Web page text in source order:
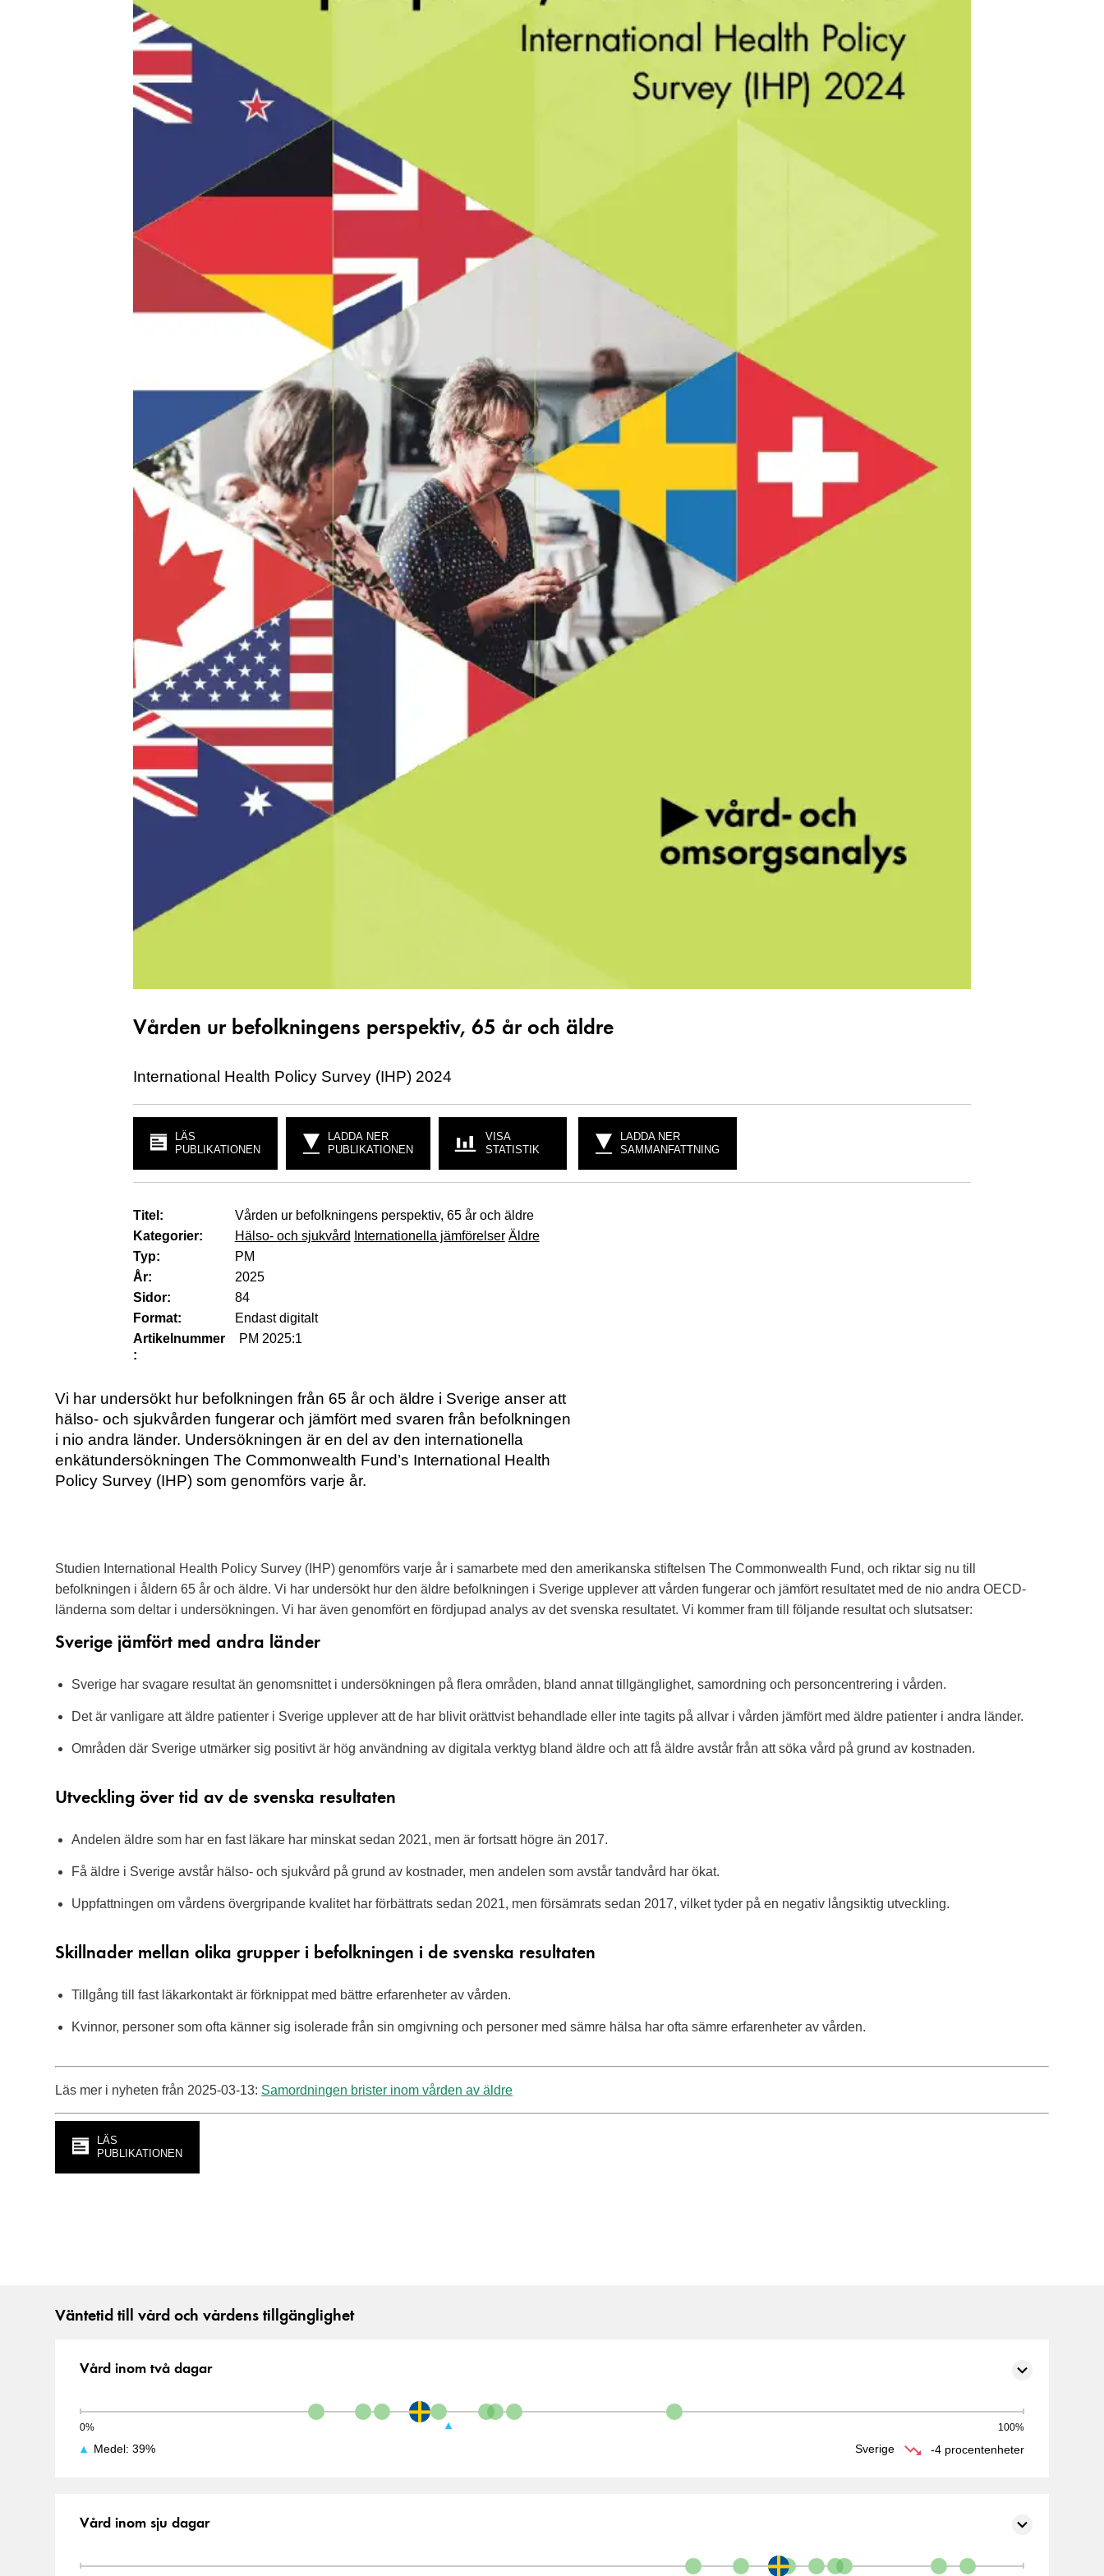
Vården ur befolkningens perspektiv, 65 år och äldre
International Health Policy Survey (IHP) 2024
LÄS
PUBLIKATIONEN
LADDA NER
PUBLIKATIONEN
VISA
STATISTIK
LADDA NER
SAMMANFATTNING
Titel:
Vården ur befolkningens perspektiv, 65 år och äldre
Kategorier:
Hälso- och sjukvård Internationella jämförelser Äldre
Typ:
PM
År:
2025
Sidor:
84
Format:
Endast digitalt
Artikelnummer
:
PM 2025:1
Vi har undersökt hur befolkningen från 65 år och äldre i Sverige anser att
hälso- och sjukvården fungerar och jämfört med svaren från befolkningen
i nio andra länder. Undersökningen är en del av den internationella
enkätundersökningen The Commonwealth Fund’s International Health
Policy Survey (IHP) som genomförs varje år.
Studien International Health Policy Survey (IHP) genomförs varje år i samarbete med den amerikanska stiftelsen The Commonwealth Fund, och riktar sig nu till
befolkningen i åldern 65 år och äldre. Vi har undersökt hur den äldre befolkningen i Sverige upplever att vården fungerar och jämfört resultatet med de nio andra OECD-
länderna som deltar i undersökningen. Vi har även genomfört en fördjupad analys av det svenska resultatet. Vi kommer fram till följande resultat och slutsatser:
Sverige jämfört med andra länder
Sverige har svagare resultat än genomsnittet i undersökningen på flera områden, bland annat tillgänglighet, samordning och personcentrering i vården.
Det är vanligare att äldre patienter i Sverige upplever att de har blivit orättvist behandlade eller inte tagits på allvar i vården jämfört med äldre patienter i andra länder.
Områden där Sverige utmärker sig positivt är hög användning av digitala verktyg bland äldre och att få äldre avstår från att söka vård på grund av kostnaden.
Utveckling över tid av de svenska resultaten
Andelen äldre som har en fast läkare har minskat sedan 2021, men är fortsatt högre än 2017.
Få äldre i Sverige avstår hälso- och sjukvård på grund av kostnader, men andelen som avstår tandvård har ökat.
Uppfattningen om vårdens övergripande kvalitet har förbättrats sedan 2021, men försämrats sedan 2017, vilket tyder på en negativ långsiktig utveckling.
Skillnader mellan olika grupper i befolkningen i de svenska resultaten
Tillgång till fast läkarkontakt är förknippat med bättre erfarenheter av vården.
Kvinnor, personer som ofta känner sig isolerade från sin omgivning och personer med sämre hälsa har ofta sämre erfarenheter av vården.
Läs mer i nyheten från 2025-03-13: Samordningen brister inom vården av äldre
LÄS
PUBLIKATIONEN
Väntetid till vård och vårdens tillgänglighet
Vård inom två dagar
Medel: 39% Sverige -4 procentenheter
Vård inom sju dagar